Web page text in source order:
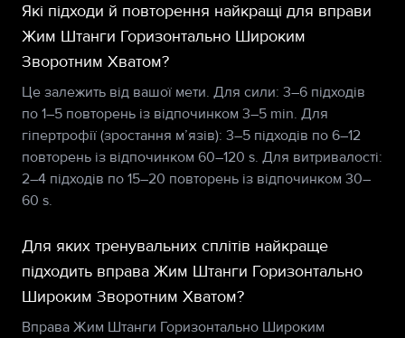
Які підходи й повторення найкращі для вправи
Жим Штанги Горизонтально Широким
Зворотним Хватом?
Це залежить від вашої мети. Для сили: 3–6 підходів
по 1–5 повторень із відпочинком 3–5 min. Для
гіпертрофії (зростання м’язів): 3–5 підходів по 6–12
повторень із відпочинком 60–120 s. Для витривалості:
2–4 підходів по 15–20 повторень із відпочинком 30–
60 s.
Для яких тренувальних сплітів найкраще
підходить вправа Жим Штанги Горизонтально
Широким Зворотним Хватом?
Вправа Жим Штанги Горизонтально Широким